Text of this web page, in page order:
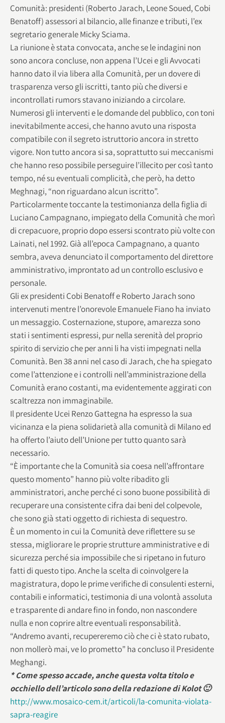
Comunità: presidenti (Roberto Jarach, Leone Soued, Cobi
Benatoff) assessori al bilancio, alle finanze e tributi, l’ex
segretario generale Micky Sciama.
La riunione è stata convocata, anche se le indagini non
sono ancora concluse, non appena l’Ucei e gli Avvocati
hanno dato il via libera alla Comunità, per un dovere di
trasparenza verso gli iscritti, tanto più che diversi e
incontrollati rumors stavano iniziando a circolare.
Numerosi gli interventi e le domande del pubblico, con toni
inevitabilmente accesi, che hanno avuto una risposta
compatibile con il segreto istruttorio ancora in stretto
vigore. Non tutto ancora si sa, soprattutto sui meccanismi
che hanno reso possibile perseguire l’illecito per così tanto
tempo, né su eventuali complicità, che però, ha detto
Meghnagi, “non riguardano alcun iscritto”.
Particolarmente toccante la testimonianza della figlia di
Luciano Campagnano, impiegato della Comunità che morì
di crepacuore, proprio dopo essersi scontrato più volte con
Lainati, nel 1992. Già all’epoca Campagnano, a quanto
sembra, aveva denunciato il comportamento del direttore
amministrativo, improntato ad un controllo esclusivo e
personale.
Gli ex presidenti Cobi Benatoff e Roberto Jarach sono
intervenuti mentre l’onorevole Emanuele Fiano ha inviato
un messaggio. Costernazione, stupore, amarezza sono
stati i sentimenti espressi, pur nella serenità del proprio
spirito di servizio che per anni li ha visti impegnati nella
Comunità. Ben 38 anni nel caso di Jarach, che ha spiegato
come l’attenzione e i controlli nell’amministrazione della
Comunità erano costanti, ma evidentemente aggirati con
scaltrezza non immaginabile.
Il presidente Ucei Renzo Gattegna ha espresso la sua
vicinanza e la piena solidarietà alla comunità di Milano ed
ha offerto l’aiuto dell’Unione per tutto quanto sarà
necessario.
“È importante che la Comunità sia coesa nell’affrontare
questo momento” hanno più volte ribadito gli
amministratori, anche perché ci sono buone possibilità di
recuperare una consistente cifra dai beni del colpevole,
che sono già stati oggetto di richiesta di sequestro.
È un momento in cui la Comunità deve riflettere su se
stessa, migliorare le proprie strutture amministrative e di
sicurezza perché sia impossibile che si ripetano in futuro
fatti di questo tipo. Anche la scelta di coinvolgere la
magistratura, dopo le prime verifiche di consulenti esterni,
contabili e informatici, testimonia di una volontà assoluta
e trasparente di andare fino in fondo, non nascondere
nulla e non coprire altre eventuali responsabilità.
“Andremo avanti, recupereremo ciò che ci è stato rubato,
non mollerò mai, ve lo prometto” ha concluso il Presidente
Meghangi.
* Come spesso accade, anche questa volta titolo e
occhiello dell’articolo sono della redazione di Kolot 🙂
http://www.mosaico-cem.it/articoli/la-comunita-violata-
sapra-reagire